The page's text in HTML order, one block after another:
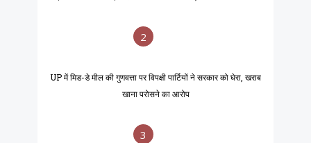
2
UP में मिड-डे मील की गुणवत्ता पर विपक्षी पार्टियों ने सरकार को घेरा, खराब
खाना परोसने का आरोप
3